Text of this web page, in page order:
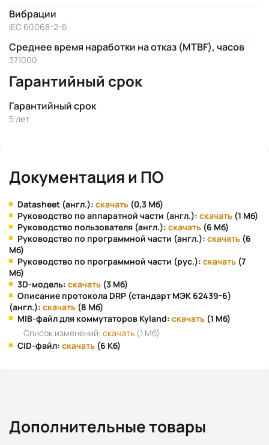
Вибрации
IEC 60068-2-6
Среднее время наработки на отказ (MTBF), часов
371000
Гарантийный срок
Гарантийный срок
5 лет
Документация и ПО
Datasheet (англ.): скачать (0,3 Мб)
Руководство по аппаратной части (англ.): скачать (1 Мб)
Руководство пользователя (англ.): скачать (6 Мб)
Руководство по программной части (англ.): скачать (6
Мб)
Руководство по программной части (рус.): скачать (7
Мб)
3D-модель: скачать (3 Мб)
Описание протокола DRP (стандарт МЭК 62439-6)
(англ.): скачать (8 Мб)
MIB-файл для коммутаторов Kyland: скачать (1 Мб)
Список изменений: скачать (1 Мб)
CID-файл: скачать (6 Кб)
Дополнительные товары